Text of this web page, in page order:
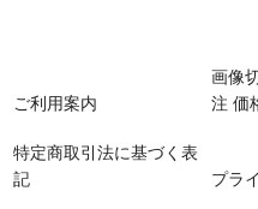
ご利用案内
画像
注 価
特定商取引法に基づく表
記
プラ